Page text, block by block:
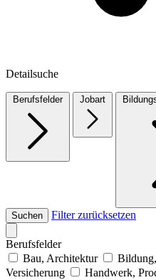
Detailsuche
Berufsfelder Jobart
Suchen Filter zurücksetzen
Berufsfelder
Bau, Architektur
Versicherung
Handwerk,